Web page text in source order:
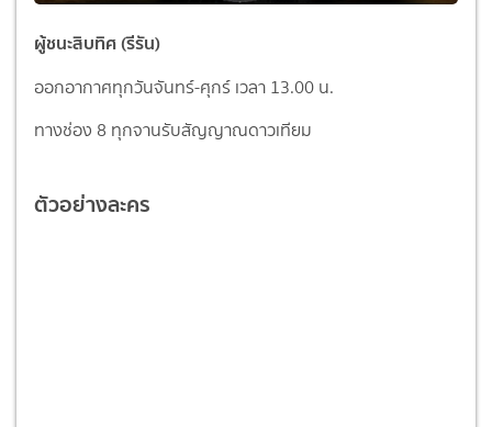
ผู้ชนะสิบทิศ (รีรัน)
ออกอากาศทุกวันจันทร์-ศุกร์ เวลา 13.00 น.
ทางช่อง 8 ทุกจานรับสัญญาณดาวเทียม
ตัวอย่างละคร